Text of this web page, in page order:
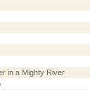
in a Mighty River